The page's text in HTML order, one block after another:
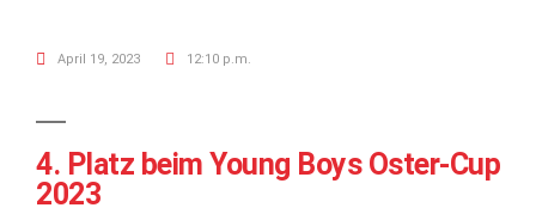
April 19, 2023 12:10 p.m.
4. Platz beim Young Boys Oster-Cup
2023